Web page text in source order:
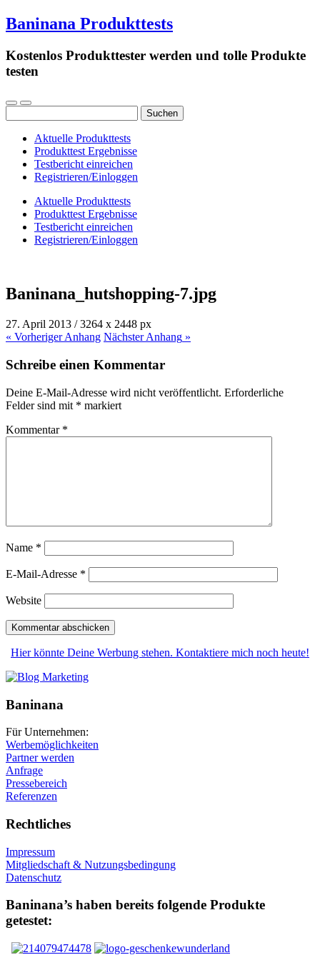
Baninana Produkttests
Kostenlos Produkttester werden und tolle Produkte
testen
nach:
Aktuelle Produkttests
Produkttest Ergebnisse
Testbericht einreichen
Registrieren/Einloggen
Aktuelle Produkttests
Produkttest Ergebnisse
Testbericht einreichen
Registrieren/Einloggen
Baninana_hutshopping-7.jpg
27. April 2013 /3264 x 2448 px
« VorherigerAnhang NächsterAnhang »
Schreibe einen Kommentar
Deine E-Mail-Adresse wird nicht veröffentlicht. Erforderliche
Felder sind mit * markiert
Kommentar *
Name *
E-Mail-Adresse *
Website
Hier könnte Deine Werbung stehen. Kontaktiere mich noch heute!
Baninana
Für Unternehmen:
Werbemöglichkeiten
Partner werden
Anfrage
Pressebereich
Referenzen
Rechtliches
Impressum
Mitgliedschaft & Nutzungsbedingung
Datenschutz
Baninana’s haben bereits folgende Produkte
getestet: